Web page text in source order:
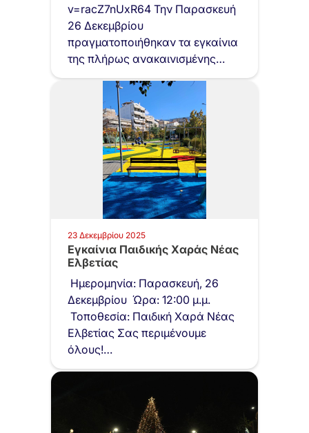
v=racZ7nUxR64 Την Παρασκευή
26 Δεκεμβρίου
πραγματοποιήθηκαν τα εγκαίνια
της πλήρως ανακαινισμένης
Παιδικής Χαράς της Νέας
Ελβετίας, μέσα σε ένα γιορτινό…
23 Δεκεμβρίου 2025
Εγκαίνια Παιδικής Χαράς Νέας
Ελβετίας
Ημερομηνία: Παρασκευή, 26
Δεκεμβρίου Ώρα: 12:00 μ.μ.
Τοποθεσία: Παιδική Χαρά Νέας
Ελβετίας Σας περιμένουμε
όλους!
https://www.youtube.com/shorts/ieg5NlF4fuo